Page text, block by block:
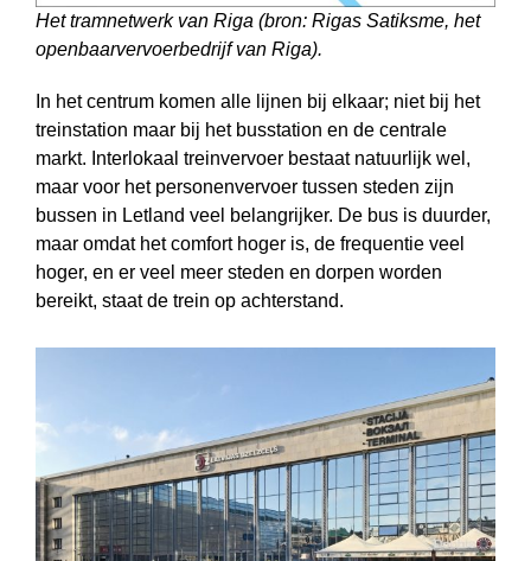
Het tramnetwerk van Riga (bron: Rigas Satiksme, het
openbaarvervoerbedrijf van Riga).
In het centrum komen alle lijnen bij elkaar; niet bij het
treinstation maar bij het busstation en de centrale
markt. Interlokaal treinvervoer bestaat natuurlijk wel,
maar voor het personenvervoer tussen steden zijn
bussen in Letland veel belangrijker. De bus is duurder,
maar omdat het comfort hoger is, de frequentie veel
hoger, en er veel meer steden en dorpen worden
bereikt, staat de trein op achterstand.